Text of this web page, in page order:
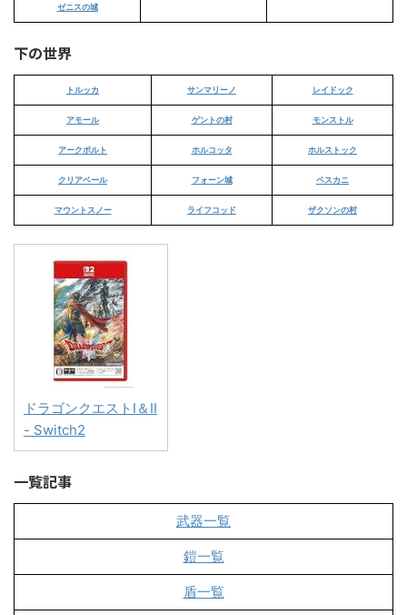
ゼニスの城
下の世界
トルッカ サンマリーノ レイドック
アモール ゲントの村 モンストル
アークボルト ホルコッタ ホルストック
クリアベール フォーン城 ペスカニ
マウントスノー ライフコッド ザクソンの村
ドラゴンクエストI＆II
- Switch2
一覧記事
武器一覧
鎧一覧
盾一覧